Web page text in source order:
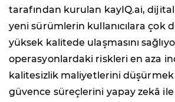
tarafından kurulan kayIQ.ai,
yeni sürümlerin kullanıcılara çok
yüksek kalitede ulaşmasını
operasyonlardaki riskleri en aza
kalitesizlik maliyetlerini
güvence süreçlerini yapay zekâ